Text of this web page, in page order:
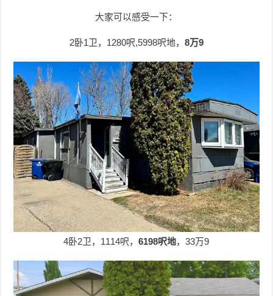
大家可以感受一下：
2卧1卫，1280呎,5998呎地， 8万9
4卧2卫，1114呎，6198呎地，33万9